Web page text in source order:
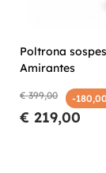
Poltrona
Amirantes
€ 399,00 -
€ 219,00